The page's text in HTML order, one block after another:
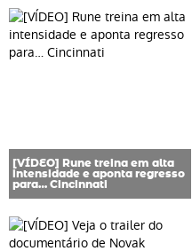
[VÍDEO] Rune treina em alta
intensidade e aponta regresso
para… Cincinnati